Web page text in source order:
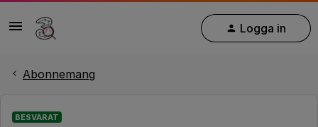
Logga in
Abonnemang
BESVARAT